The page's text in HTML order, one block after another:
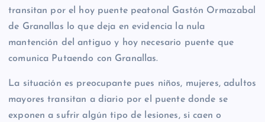
transitan por el hoy puente peatonal Gastón Ormazabal
de Granallas lo que deja en evidencia la nula
mantención del antiguo y hoy necesario puente que
comunica Putaendo con Granallas.
La situación es preocupante pues niños, mujeres, adultos
mayores transitan a diario por el puente donde se
exponen a sufrir algún tipo de lesiones, si caen o